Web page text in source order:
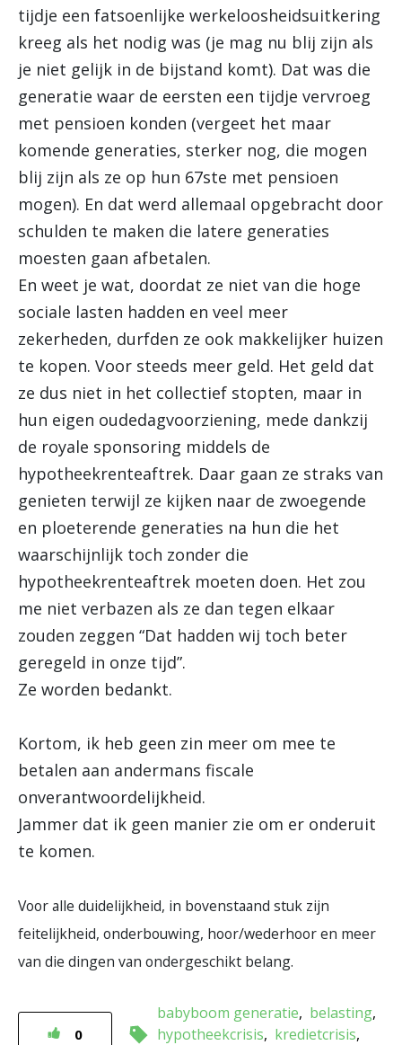
tijdje een fatsoenlijke werkeloosheidsuitkering
kreeg als het nodig was (je mag nu blij zijn als
je niet gelijk in de bijstand komt). Dat was die
generatie waar de eersten een tijdje vervroeg
met pensioen konden (vergeet het maar
komende generaties, sterker nog, die mogen
blij zijn als ze op hun 67ste met pensioen
mogen). En dat werd allemaal opgebracht door
schulden te maken die latere generaties
moesten gaan afbetalen.
En weet je wat, doordat ze niet van die hoge
sociale lasten hadden en veel meer
zekerheden, durfden ze ook makkelijker huizen
te kopen. Voor steeds meer geld. Het geld dat
ze dus niet in het collectief stopten, maar in
hun eigen oudedagvoorziening, mede dankzij
de royale sponsoring middels de
hypotheekrenteaftrek. Daar gaan ze straks van
genieten terwijl ze kijken naar de zwoegende
en ploeterende generaties na hun die het
waarschijnlijk toch zonder die
hypotheekrenteaftrek moeten doen. Het zou
me niet verbazen als ze dan tegen elkaar
zouden zeggen “Dat hadden wij toch beter
geregeld in onze tijd”.
Ze worden bedankt.
Kortom, ik heb geen zin meer om mee te
betalen aan andermans fiscale
onverantwoordelijkheid.
Jammer dat ik geen manier zie om er onderuit
te komen.
Voor alle duidelijkheid, in bovenstaand stuk zijn
feitelijkheid, onderbouwing, hoor/wederhoor en meer
van die dingen van ondergeschikt belang.
0
babyboom generatie
belasting
hypotheekcrisis
kredietcrisis